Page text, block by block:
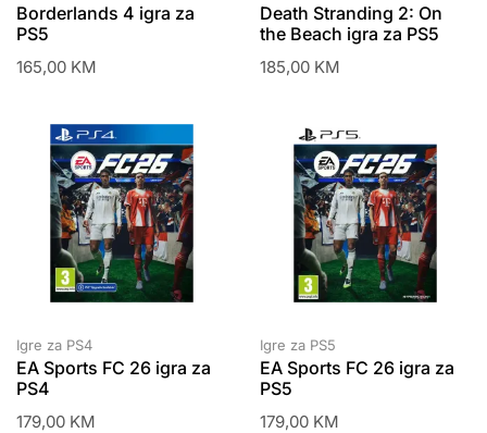
Borderlands 4 igra za
PS5
165,00 KM
Death Stranding 2: On
the Beach igra za PS5
185,00 KM
Igre za PS4
EA Sports FC 26 igra za
PS4
179,00 KM
Igre za PS5
EA Sports FC 26 igra za
PS5
179,00 KM